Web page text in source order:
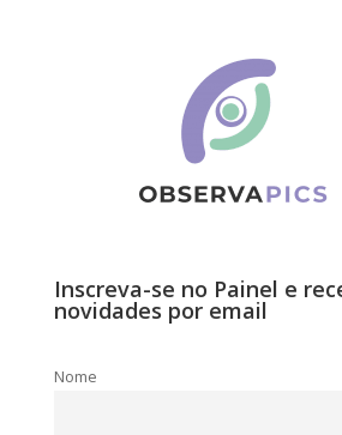
Inscreva-se no Painel e
novidades por email
Nome